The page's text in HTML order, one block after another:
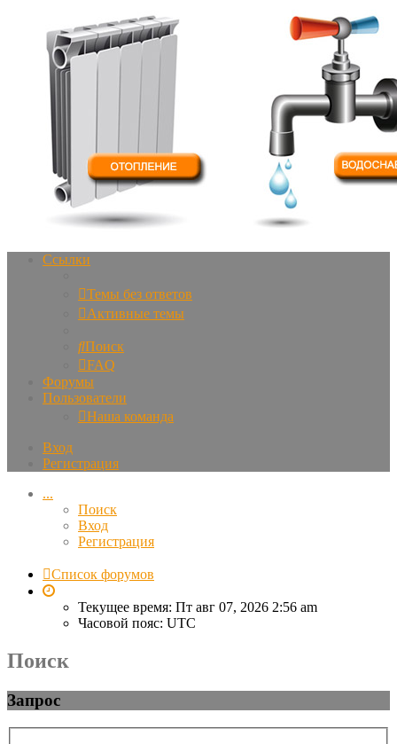
Ссылки
Темы без ответов
Активные темы
Поиск
FAQ
Форумы
Пользователи
Наша команда
Вход
Регистрация
...
Поиск
Вход
Регистрация
Список форумов
Текущее время: Пт авг 07, 2026 2:56 am
Часовой пояс: UTC
Поиск
Запрос